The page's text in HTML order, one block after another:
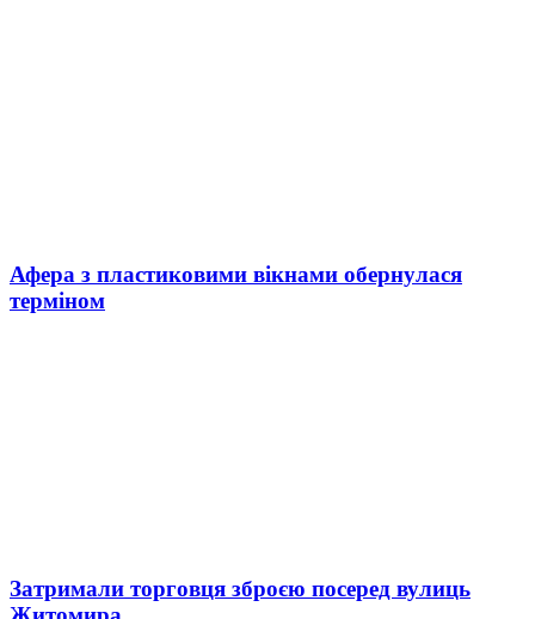
Афера з пластиковими вікнами обернулася
терміном
Затримали торговця зброєю посеред вулиць